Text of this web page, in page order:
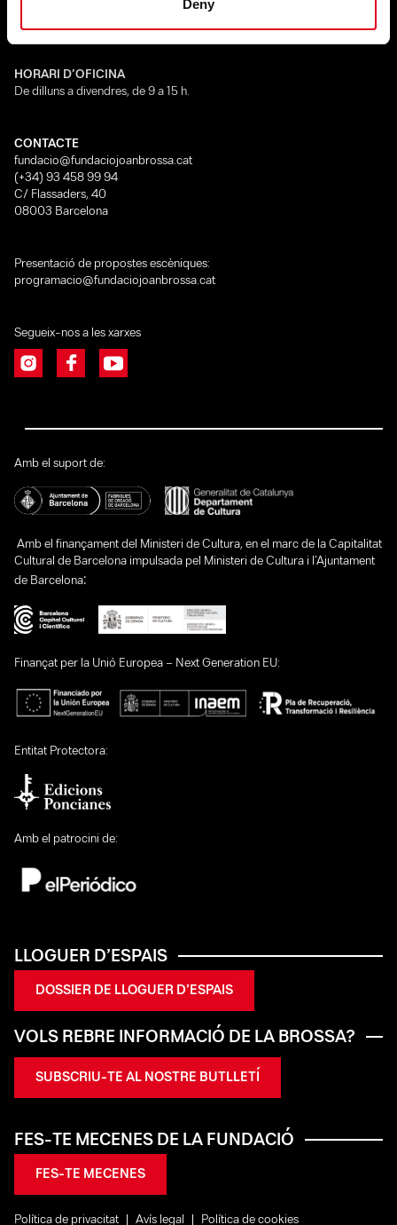
Deny
HORARI D’OFICINA
De dilluns a divendres, de 9 a 15 h.
CONTACTE
fundacio@fundaciojoanbrossa.cat
(+34) 93 458 99 94
C/ Flassaders, 40
08003 Barcelona
Presentació de propostes escèniques:
programacio@fundaciojoanbrossa.cat
Segueix-nos a les xarxes
Amb el suport de:
Amb el finançament del Ministeri de Cultura, en el marc de la Capitalitat
Cultural de Barcelona impulsada pel Ministeri de Cultura i l’Ajuntament
de Barcelona:
Finançat per la Unió Europea – Next Generation EU:
Entitat Protectora:
Amb el patrocini de:
LLOGUER D’ESPAIS
DOSSIER DE LLOGUER D’ESPAIS
VOLS REBRE INFORMACIÓ DE LA BROSSA?
SUBSCRIU-TE AL NOSTRE BUTLLETÍ
FES-TE MECENES DE LA FUNDACIÓ
FES-TE MECENES
Política de privacitat Avís legal Política de cookies